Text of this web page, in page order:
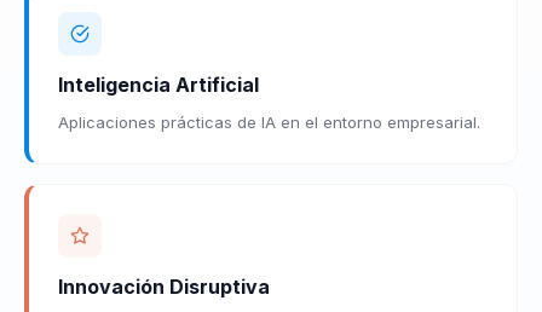
Inteligencia Artificial
Aplicaciones prácticas de IA en el entorno empresarial.
Innovación Disruptiva